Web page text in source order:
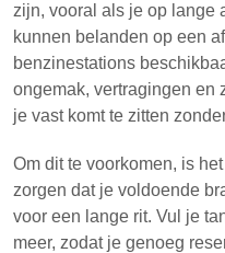
zijn, vooral als je op lange
kunnen belanden op een
benzinestations
ongemak, vertragingen en
je vast komt te zitten
Om dit te voorkomen, is
zorgen dat je voldoende
voor een lange rit. Vul je
meer, zodat je genoeg